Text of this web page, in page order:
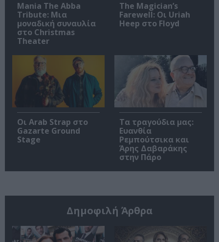
Mania The Abba
Tribute: Μια
μοναδική συναυλία
στο Christmas
Theater
The Magician’s
Farewell: Οι Uriah
Heep στο Floyd
Οι Arab Strap στο
Gazarte Ground
Stage
Τα τραγούδια μας:
Ευανθία
Ρεμπούτσικα και
Άρης Δαβαράκης
στην Πάρο
Δημοφιλή Άρθρα